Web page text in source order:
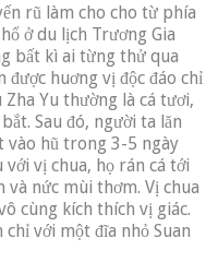
rũ làm cho cho từ phía
ở du lịch Trương Gia
bất kì ai từng thử qua
được huơng vị độc đáo chỉ
Zha Yu thường là cá tươi,
Sau đó, người ta lăn
vào hũ trong 3-5 ngày
với vị chua, họ rán cá tới
và nức mùi thơm. Vị chua
cùng kích thích vị giác.
với một đĩa nhỏ Suan